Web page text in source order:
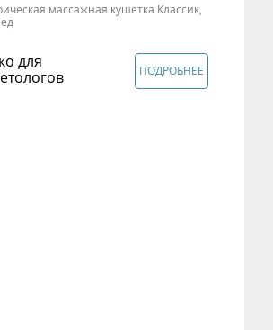
массажная кушетка Классик,
для
ПОДРОБНЕЕ